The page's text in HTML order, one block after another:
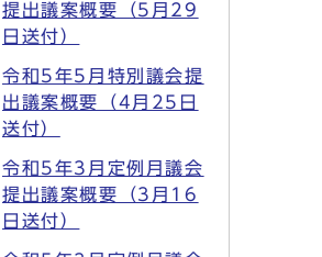
提出議案概要（5月29
日送付）
令和5年5月特別議会提
出議案概要（4月25日
送付）
令和5年3月定例月議会
提出議案概要（3月16
日送付）